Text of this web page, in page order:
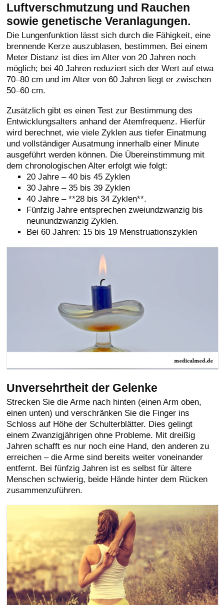
Luftverschmutzung und Rauchen
sowie genetische Veranlagungen.
Die Lungenfunktion lässt sich durch die Fähigkeit, eine
brennende Kerze auszublasen, bestimmen. Bei einem
Meter Distanz ist dies im Alter von 20 Jahren noch
möglich; bei 40 Jahren reduziert sich der Wert auf etwa
70–80 cm und im Alter von 60 Jahren liegt er zwischen
50–60 cm.
Zusätzlich gibt es einen Test zur Bestimmung des
Entwicklungsalters anhand der Atemfrequenz. Hierfür
wird berechnet, wie viele Zyklen aus tiefer Einatmung
und vollständiger Ausatmung innerhalb einer Minute
ausgeführt werden können. Die Übereinstimmung mit
dem chronologischen Alter erfolgt wie folgt:
20 Jahre – 40 bis 45 Zyklen
30 Jahre – 35 bis 39 Zyklen
40 Jahre – **28 bis 34 Zyklen**.
Fünfzig Jahre entsprechen zweiundzwanzig bis
neunundzwanzig Zyklen.
Bei 60 Jahren: 15 bis 19 Menstruationszyklen
Unversehrtheit der Gelenke
Strecken Sie die Arme nach hinten (einen Arm oben,
einen unten) und verschränken Sie die Finger ins
Schloss auf Höhe der Schulterblätter. Dies gelingt
einem Zwanzigjährigen ohne Probleme. Mit dreißig
Jahren schafft es nur noch eine Hand, den anderen zu
erreichen – die Arme sind bereits weiter voneinander
entfernt. Bei fünfzig Jahren ist es selbst für ältere
Menschen schwierig, beide Hände hinter dem Rücken
zusammenzuführen.